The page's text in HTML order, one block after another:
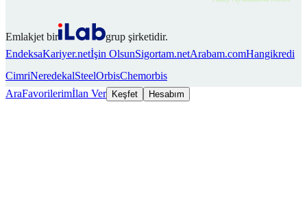
Emlakjet bir
grup şirketidir.
EndeksaKariyer.netİşin OlsunSigortam.netArabam.comHangikredi
CimriNeredekalSteelOrbisChemorbis
AraFavorilerimİlan Ver Keşfet Hesabım